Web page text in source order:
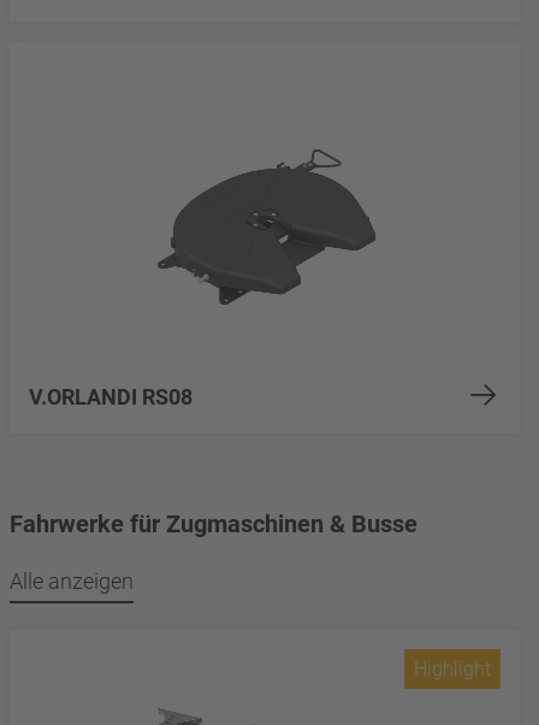
V.ORLANDI RS08
Fahrwerke für Zugmaschinen & Busse
Alle anzeigen
Highlight